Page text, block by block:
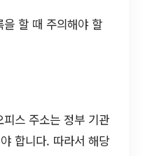
을 할 때 주의해야 할
스 주소는 정부 기관
합니다. 따라서 해당